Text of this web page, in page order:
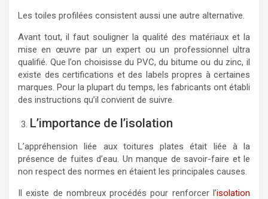
Les toiles profilées consistent aussi une autre alternative.
Avant tout, il faut souligner la qualité des matériaux et la
mise en œuvre par un expert ou un professionnel ultra
qualifié. Que l’on choisisse du PVC, du bitume ou du zinc, il
existe des certifications et des labels propres à certaines
marques. Pour la plupart du temps, les fabricants ont établi
des instructions qu’il convient de suivre.
L’importance de l’isolation
L’appréhension liée aux toitures plates était liée à la
présence de fuites d’eau. Un manque de savoir-faire et le
non respect des normes en étaient les principales causes.
Il existe de nombreux procédés pour renforcer l’isolation